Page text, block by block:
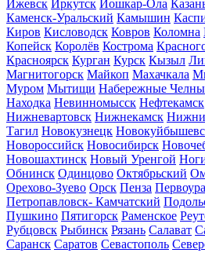
Ижевск Иркутск Йошкар-Ола
Каменск-Уральский Камышин
Киров Кисловодск Ковров Коломна
Копейск Королёв Кострома
Красноярск Курган Курск Кызыл
Магнитогорск Майкоп Махачкала
Муром Мытищи Набережные Челны
Находка Невинномысск Нефтекамск
Нижневартовск Нижнекамск
Тагил Новокузнецк
Новороссийск Новосибирск
Новошахтинск Новый Уренгой
Обнинск Одинцово Октябрьский
Орехово-Зуево Орск Пенза
Петропавловск- Камчатский
Пушкино Пятигорск Раменское
Рубцовск Рыбинск Рязань Салават
Саранск Саратов Севастополь